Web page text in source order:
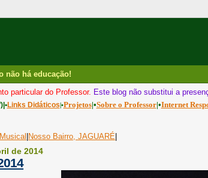
não há educação!
particular do Professor. Este blog não substitui a
Links Didáticos|•Projetos|•Sobre o Professor|•Internet
|Nosso Bairro, JAGUARÉ|
de 2014